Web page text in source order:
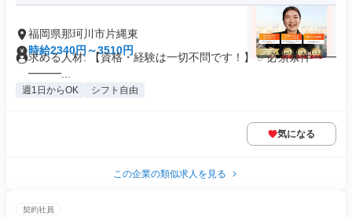
福岡県那珂川市片縄東
時給2340円～3510円
求める人材: 【資格・経験は一切不問です！】 ✅必須条件 ━━
━━━...
週1日からOK シフト自由
気になる
この企業の類似求人を見る
契約社員